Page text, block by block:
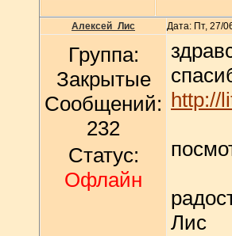
Алексей_Лис Дата: Пт, 27/
Группа:
Закрытые
Сообщений:
232
Статус:
Офлайн
http://
Лис